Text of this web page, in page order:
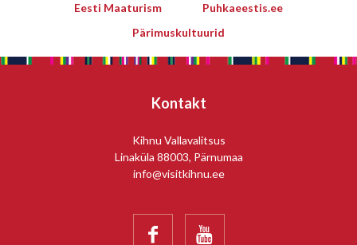
Eesti Maaturism
Puhkaeestis.ee
Pärimuskultuurid
Kontakt
Kihnu Vallavalitsus
Linaküla 88003, Pärnumaa
info@visitkihnu.ee
 